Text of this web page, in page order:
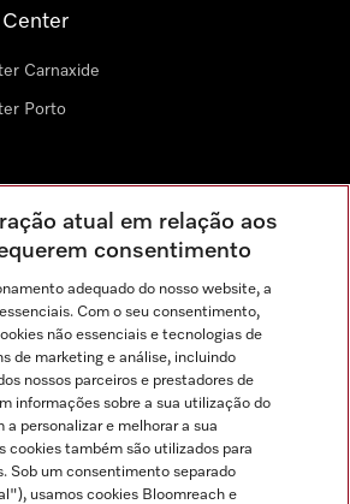
Carnaxide
Porto
Youtube
atual em relação aos
consentimento
adequado do nosso website, a
Com o seu consentimento,
não essenciais e tecnologias de
de marketing e análise, incluindo
nossos parceiros e prestadores de
informações sobre a sua utilização do
a personalizar e melhorar a sua
cookies também são utilizados para
Sob um consentimento separado
usamos cookies Bloomreach e